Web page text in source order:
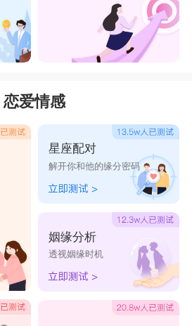
恋爱情感
星座配对
解开你和他的缘分密码
姻缘分析
透视姻缘时机